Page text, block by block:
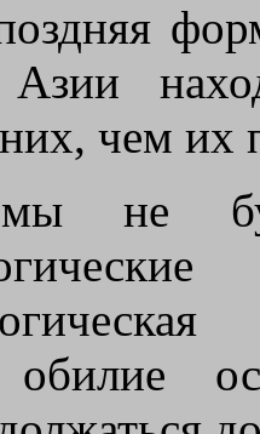
Азии
чем их
не